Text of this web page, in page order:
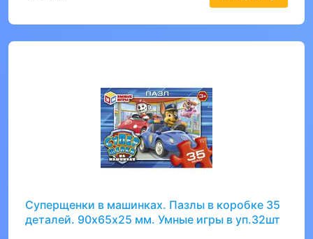
Суперщенки в машинках. Пазлы в коробке 35
деталей. 90х65х25 мм. Умные игры в уп.32шт